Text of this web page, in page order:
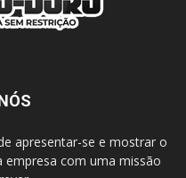
apresentar-se e mostrar o
empresa com uma missão